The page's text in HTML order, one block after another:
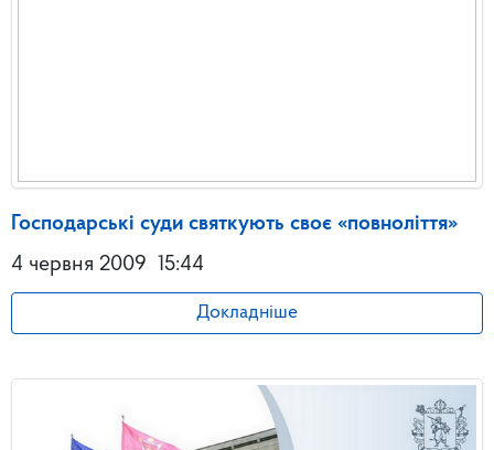
Господарські суди святкують своє «повноліття»
4 червня 2009 15:44
Докладніше